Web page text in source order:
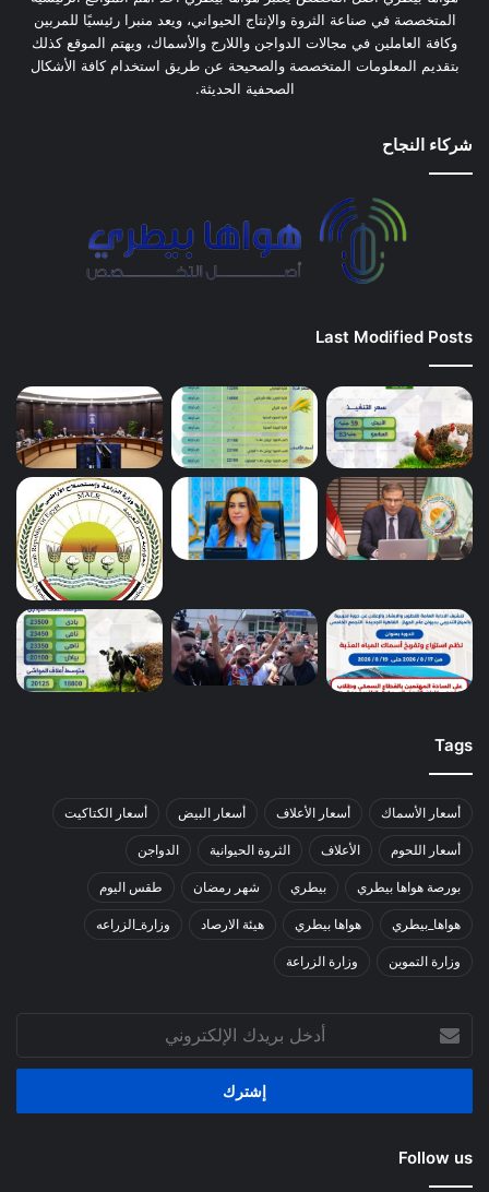
المتخصصة في صناعة الثروة والإنتاج الحيواني، ويعد منبرا رئيسيًا للمربين
وكافة العاملين في مجالات الدواجن واللارج والأسماك، ويهتم الموقع كذلك
بتقديم المعلومات المتخصصة والصحيحة عن طريق استخدام كافة الأشكال
الصحفية الحديثة.
شركاء النجاح
Last Modified Posts
Tags
أسعار الأسماك أسعار الأعلاف أسعار البيض أسعار الكتاكيت
أسعار اللحوم الأعلاف الثروة الحيوانية الدواجن
بورصة هواها بيطري بيطري شهر رمضان طقس اليوم
هواها_بيطري هواها بيطري هيئة الارصاد وزارة_الزراعه
وزارة التموين وزارة الزراعة
بريدك
الإلكتروني
Follow us